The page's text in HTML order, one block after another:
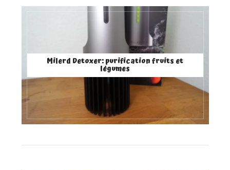
Milerd Detoxer: purification fruits et
légumes